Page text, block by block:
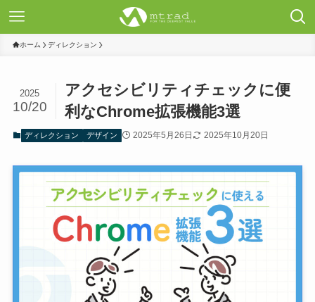
ホーム ディレクション
アクセシビリティチェックに便
利なChrome拡張機能3選
2025
10/20
ディレクション デザイン 2025年5月26日 2025年10月20日